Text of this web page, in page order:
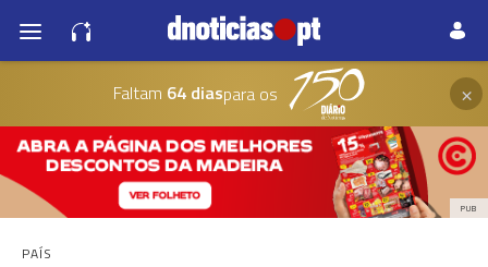
Faltam 64 diaspara os ×
PUB
PAÍS